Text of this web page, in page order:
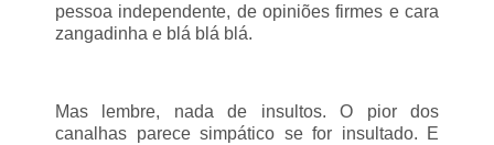
pessoa independente, de opiniões firmes e cara
zangadinha e blá blá blá.
Mas lembre, nada de insultos. O pior dos
canalhas parece simpático se for insultado. E